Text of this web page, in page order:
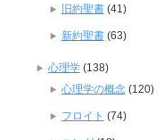
旧約聖書(41)
新約聖書(63)
心理学(138)
心理学の概念(120)
フロイト (74)